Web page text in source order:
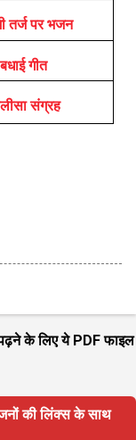
तर्ज पर भजन
बधाई गीत
संग्रह
के लिए ये PDF फाइल
की लिंक्स के साथ